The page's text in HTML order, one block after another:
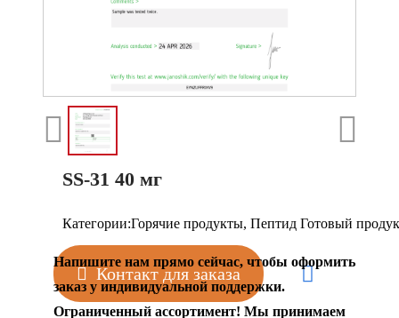
SS-31 40 мг
Категории:Горячие продукты, Пептид Готовый
Контакт для заказа
Напишите нам прямо сейчас, чтобы оформить
заказ у индивидуальной поддержки.
Ограниченный ассортимент! Мы принимаем